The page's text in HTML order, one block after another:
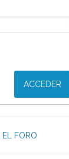
ACCEDER
FORO